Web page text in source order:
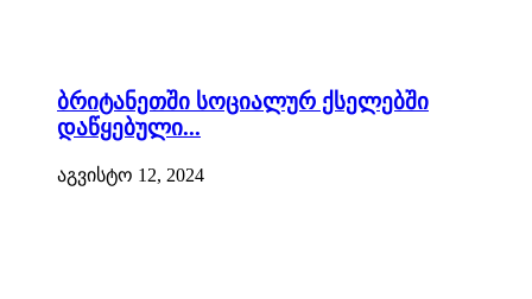
ბრიტანეთში სოციალურ ქსელებში
დაწყებული...
აგვისტო 12, 2024